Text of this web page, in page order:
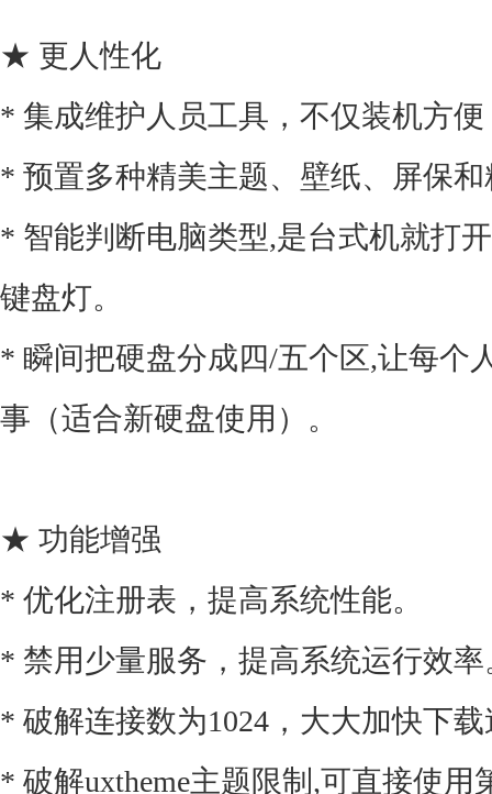
★ 更人性化
* 集成维护人员工具，不仅装机方
* 预置多种精美主题、壁纸、屏保
* 智能判断电脑类型,是台式机就打
键盘灯。
* 瞬间把硬盘分成四/五个区,让每个
事（适合新硬盘使用）。
★ 功能增强
* 优化注册表，提高系统性能。
* 禁用少量服务，提高系统运行效率
* 破解连接数为1024，大大加快下
* 破解uxtheme主题限制,可直接使用